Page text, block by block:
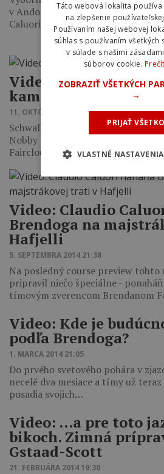
v Andore. Brendan Fairclough,
Caluori a Gstaad-Scott si
Video: Brendog
kamarátmi domáce
11. OKTÓBRA 2014 20:15
Schwalbe vypustilo do sveta
Nobby Nic a do promovidea si
Fairclougha s kamarátmi. Tí na…
Video: Claudio
Brendoga na
Hafjelli
5. SEPTEMBRA 2014 21:38
Na posledný course preview tohto
pripravil niečo špeciálne -
tímovým zverencom Brendanom
Video: Kde je
podľa Brendoga?
1. MARCA 2014 21:05
Do prvého svetového pohára v
necelé dva mesiace a tímy už
posadia svojich…
Video: …a pre toto
bikoch. Zimná
Gstaad-Scott
21. FEBRUÁRA 2014 19:30
Táto webová lokalita
na zlepšenie
Používaním našej webovej
súhlas s používaním všetkých
v súlade s našimi
súborov cookie.
ZOBRAZIŤ VŠETKÝCH
→
PRIJAŤ VŠETKO
VLASTNÉ